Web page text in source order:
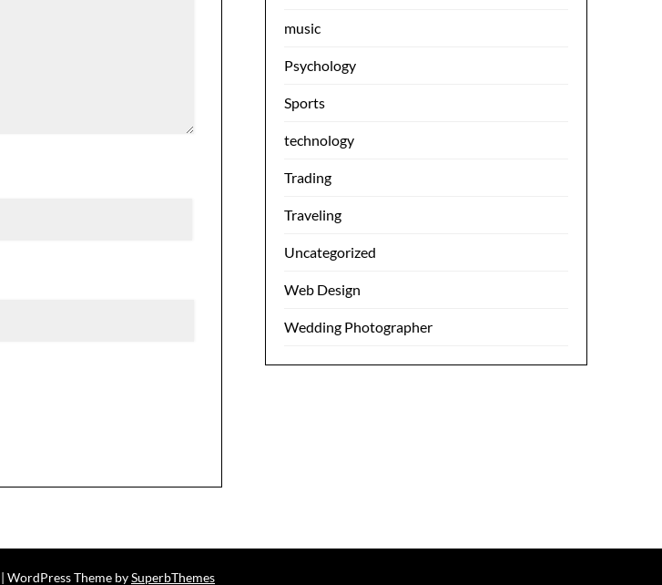
music
Psychology
Sports
technology
Trading
Traveling
Uncategorized
Web Design
Wedding Photographer
| WordPress Theme bySuperbThemes